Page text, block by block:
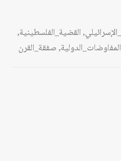
,القضية_الفلسطينية,
المفاوضات_الدولية,صفقة_القرن